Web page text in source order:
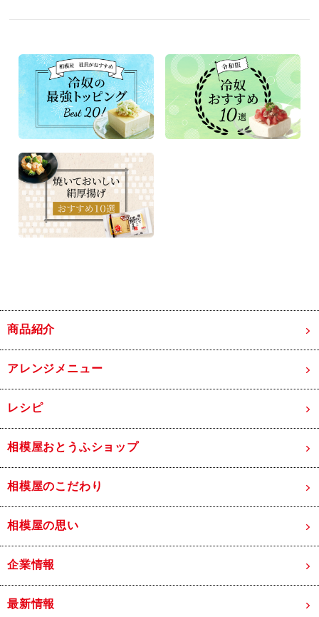
商品紹介
アレンジメニュー
レシピ
相模屋おとうふショップ
相模屋のこだわり
相模屋の思い
企業情報
最新情報